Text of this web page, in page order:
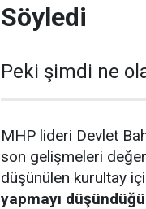
Söyledi
Peki şimdi ne
MHP lideri Devlet
son gelişmeleri
düşünülen kurultay
yapmayı